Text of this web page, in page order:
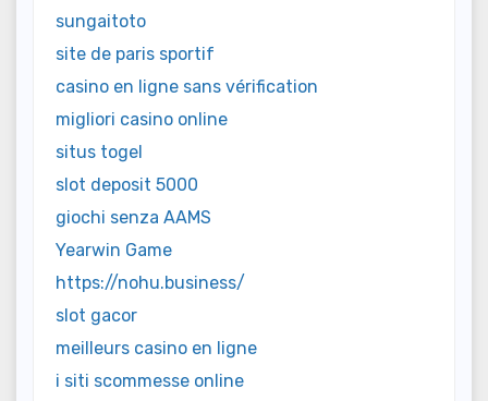
sungaitoto
site de paris sportif
casino en ligne sans vérification
migliori casino online
situs togel
slot deposit 5000
giochi senza AAMS
Yearwin Game
https://nohu.business/
slot gacor
meilleurs casino en ligne
i siti scommesse online